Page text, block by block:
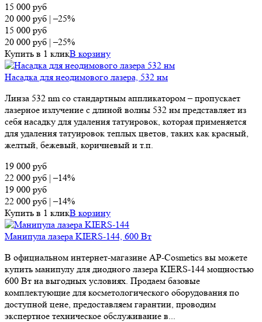
15 000 руб
20 000 руб |–25%
15 000 руб
20 000 руб |–25%
Купить в 1 кликВ корзину
Насадка для неодимового лазера, 532 нм
Линза 532 nm со стандартным аппликатором – пропускает
лазерное излучение с длиной волны 532 нм представляет из
себя насадку для удаления татуировок, которая применяется
для удаления татуировок теплых цветов, таких как красный,
желтый, бежевый, коричневый и т.п.
19 000 руб
22 000 руб |–14%
19 000 руб
22 000 руб |–14%
Купить в 1 кликВ корзину
Манипула лазера KIERS-144, 600 Вт
В официальном интернет-магазине AP-Cosmetics вы можете
купить манипулу для диодного лазера KIERS-144 мощностью
600 Вт на выгодных условиях. Продаем базовые
комплектующие для косметологического оборудования по
доступной цене, предоставляем гарантии, проводим
экспертное техническое обслуживание в...